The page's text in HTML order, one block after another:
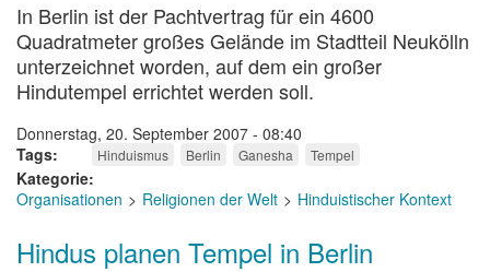
In Berlin ist der Pachtvertrag für ein 4600
Quadratmeter großes Gelände im Stadtteil Neukölln
unterzeichnet worden, auf dem ein großer
Hindutempel errichtet werden soll.
Donnerstag, 20. September 2007 - 08:40
Tags
Hinduismus Berlin Ganesha Tempel
Kategorie
Organisationen
Religionen der Welt Hinduistischer Kontext
Hindus planen Tempel in Berlin